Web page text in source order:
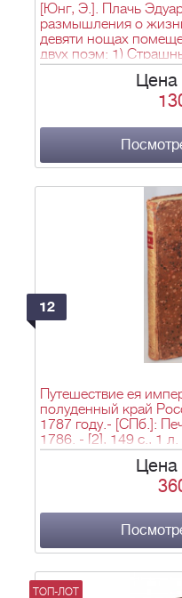
[Юнг, Э.]. Плачь
размышления о
девяти нощах
двух поэм: 1)
над любовию,
писателя: [в 2 ч.]/
2-е изд. - М.: ижд.
Ч. 2. - [4], 556 с.;
12
Путешествие ея
полуденный край
1787 году.- [СПб.]:
1786. - [2], 149 с., 1
ТОП-ЛОТ